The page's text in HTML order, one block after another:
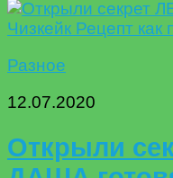
Разное
12.07.2020
Открыли